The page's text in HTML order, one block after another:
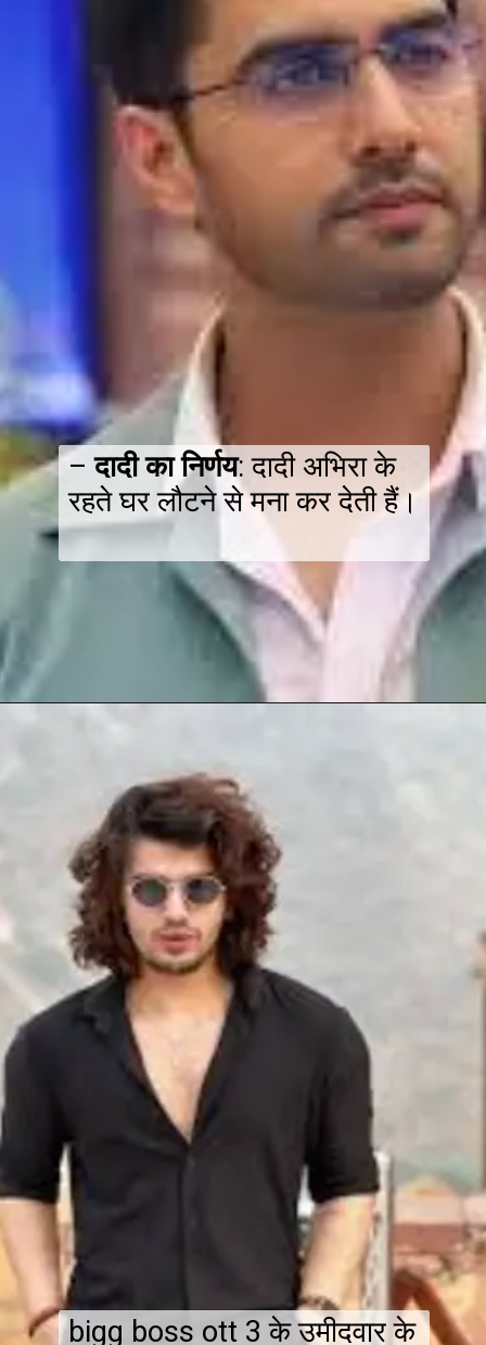
–दादी का निर्णय: दादी अभिरा के
रहते घर लौटने से मना कर देती हैं।
bigg boss ott 3 के उमीदवार के